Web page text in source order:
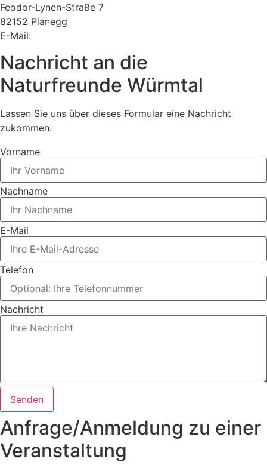
Feodor-Lynen-Straße 7
82152 Planegg
E-Mail:
Nachricht an die
Naturfreunde Würmtal
Lassen Sie uns über dieses Formular eine Nachricht
zukommen.
Vorname
Nachname
E-Mail
Telefon
Nachricht
Senden
Anfrage/Anmeldung zu einer
Veranstaltung